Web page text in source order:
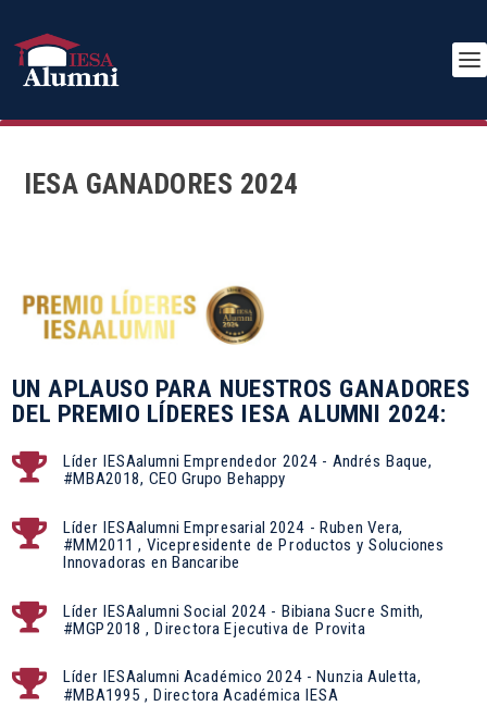
IESA GANADORES 2024
UN APLAUSO PARA NUESTROS GANADORES
DEL PREMIO LÍDERES IESA ALUMNI 2024:

Líder IESAalumni Emprendedor 2024 - Andrés Baque,
#MBA2018, CEO Grupo Behappy
 Líder IESAalumni Empresarial 2024 - Ruben Vera,
#MM2011 , Vicepresidente de Productos y Soluciones
Innovadoras en Bancaribe
 Líder IESAalumni Social 2024 - Bibiana Sucre Smith,
#MGP2018 , Directora Ejecutiva de Provita

Líder IESAalumni Académico 2024 - Nunzia Auletta,
#MBA1995 , Directora Académica IESA